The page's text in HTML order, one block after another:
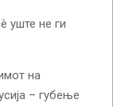
уште не ги
на
– губење